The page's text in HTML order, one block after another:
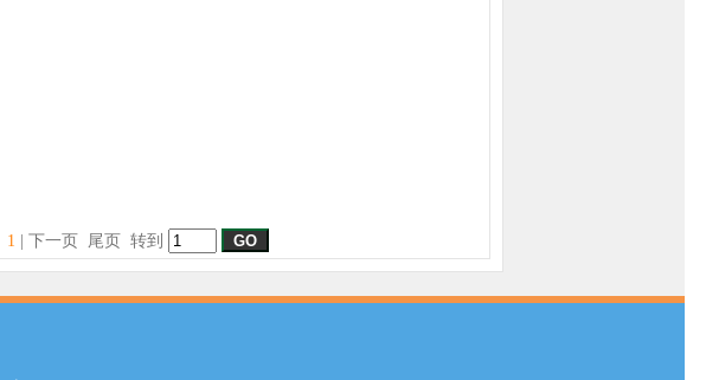
1 | 下一页 尾页 转到